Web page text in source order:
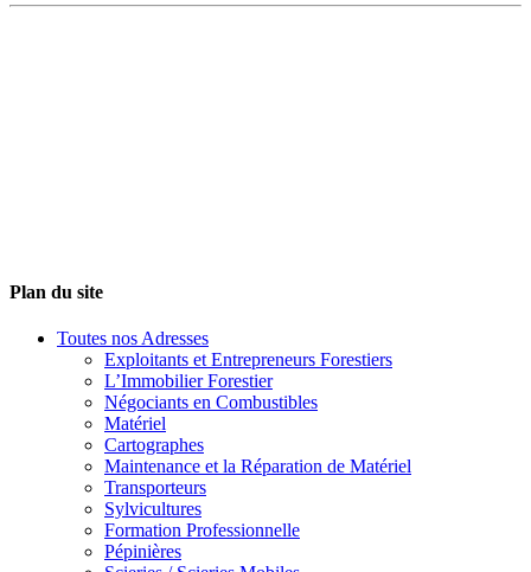
Plan du site
Toutes nos Adresses
Exploitants et Entrepreneurs Forestiers
L’Immobilier Forestier
Négociants en Combustibles
Matériel
Cartographes
Maintenance et la Réparation de Matériel
Transporteurs
Sylvicultures
Formation Professionnelle
Pépinières